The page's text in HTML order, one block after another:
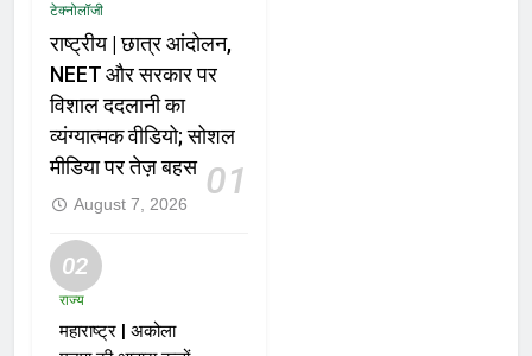
टेक्नोलॉजी
राष्ट्रीय | छात्र आंदोलन,
NEET और सरकार पर
विशाल ददलानी का
व्यंग्यात्मक वीडियो; सोशल
मीडिया पर तेज़ बहस 01
August 7, 2026
02
राज्य
महाराष्ट्र | अकोला